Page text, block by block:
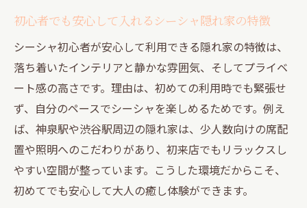
初心者でも安心して入れるシーシャ隠れ家の特徴
シーシャ初心者が安心して利用できる隠れ家の特徴は、
落ち着いたインテリアと静かな雰囲気、そしてプライベ
ート感の高さです。理由は、初めての利用時でも緊張せ
ず、自分のペースでシーシャを楽しめるためです。例え
ば、神泉駅や渋谷駅周辺の隠れ家は、少人数向けの席配
置や照明へのこだわりがあり、初来店でもリラックスし
やすい空間が整っています。こうした環境だからこそ、
初めてでも安心して大人の癒し体験ができます。